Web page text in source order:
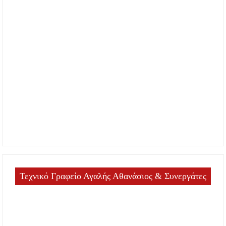
Τεχνικό Γραφείο Αγαλής Αθανάσιος & Συνεργάτες